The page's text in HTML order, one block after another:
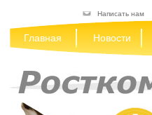
Написать нам
Главная Новости